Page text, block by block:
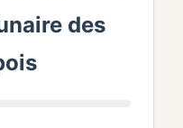
des